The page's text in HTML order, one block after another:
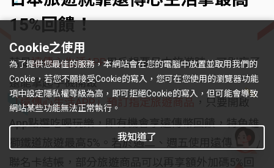
15%回饋！
若是遠傳心生活APP用戶想要日本旅遊時，可別忘了
還能拿起手機開啟
「遠傳心生活APP」預訂指定旅遊商品
，只要開啟
App點選吃喝玩樂，即有機會享遠傳幣回饋，特色雄
獅鐵道旅遊最高5%。若於週二、週五使用遠傳friDay
聯名卡結帳，部分旅遊商品可以再享額外加碼5%回
Cookie之使用
為了提供您最佳的服務，本網站會在您的電腦中放置並取用我們的
Cookie，若您不願接受Cookie的寫入，您可在您使用的瀏覽器功能
項中設定隱私權等級為高，即可拒絕Cookie的寫入，但可能會導致
網站某些功能無法正常執行。
我知道了